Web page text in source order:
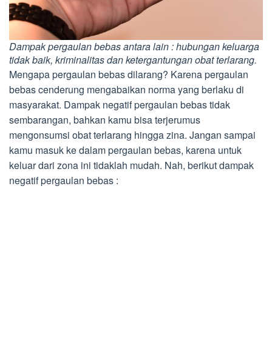
Dampak pergaulan bebas antara lain : hubungan keluarga
tidak baik, kriminalitas dan ketergantungan obat terlarang.
Mengapa pergaulan bebas dilarang? Karena pergaulan
bebas cenderung mengabaikan norma yang berlaku di
masyarakat. Dampak negatif pergaulan bebas tidak
sembarangan, bahkan kamu bisa terjerumus
mengonsumsi obat terlarang hingga zina. Jangan sampai
kamu masuk ke dalam pergaulan bebas, karena untuk
keluar dari zona ini tidaklah mudah. Nah, berikut dampak
negatif pergaulan bebas :